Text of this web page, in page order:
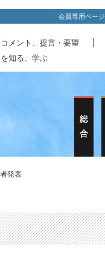
会員専用ページ
メント、提言・要望
知る、学ぶ
発表